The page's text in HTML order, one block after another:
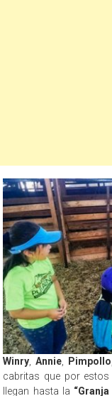
Winry ,Annie Pimpollo
cabritas que por
llegan hasta la